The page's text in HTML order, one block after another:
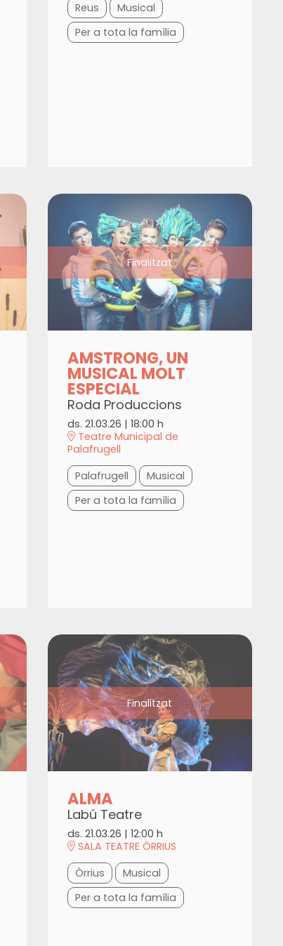
Reus
Musical
Per a tota la família
Finalitzat
AMSTRONG, UN
MUSICAL MOLT
ESPECIAL
Roda Produccions
ds. 21.03.26 | 18:00 h
Teatre Municipal de
Palafrugell
Palafrugell
Musical
Per a tota la família
Finalitzat
ALMA
Labú Teatre
ds. 21.03.26 | 12:00 h
SALA TEATRE ÒRRIUS
Òrrius
Musical
Per a tota la família